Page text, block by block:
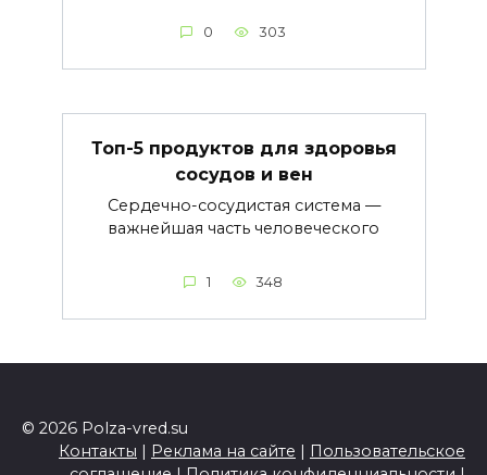
0 303
Топ-5 продуктов для здоровья
сосудов и вен
Сердечно-сосудистая система —
важнейшая часть человеческого
1 348
© 2026 Polza-vred.su
Контакты | Реклама на сайте | Пользовательское